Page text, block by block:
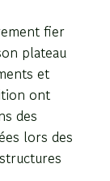
fier
plateau
et
ont
des
lors des